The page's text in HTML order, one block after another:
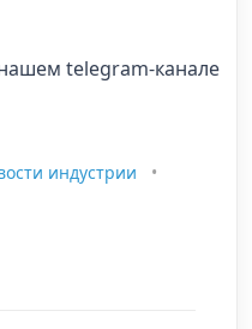
нашем telegram-канале
индустрии
•